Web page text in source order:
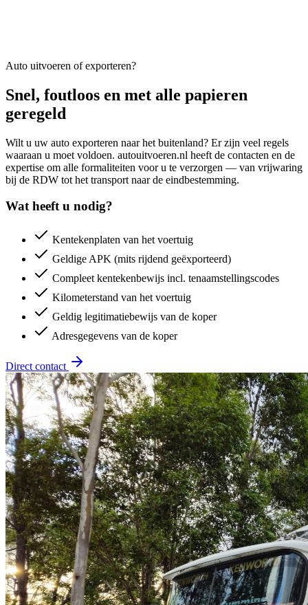
Auto uitvoeren of exporteren?
Snel, foutloos en met alle papieren
geregeld
Wilt u uw auto exporteren naar het buitenland? Er zijn veel regels
waaraan u moet voldoen. autouitvoeren.nl heeft de contacten en de
expertise om alle formaliteiten voor u te verzorgen — van vrijwaring
bij de RDW tot het transport naar de eindbestemming.
Wat heeft u nodig?
Kentekenplaten van het voertuig
Geldige APK (mits rijdend geëxporteerd)
Compleet kentekenbewijs incl. tenaamstellingscodes
Kilometerstand van het voertuig
Geldig legitimatiebewijs van de koper
Adresgegevens van de koper
Direct contact